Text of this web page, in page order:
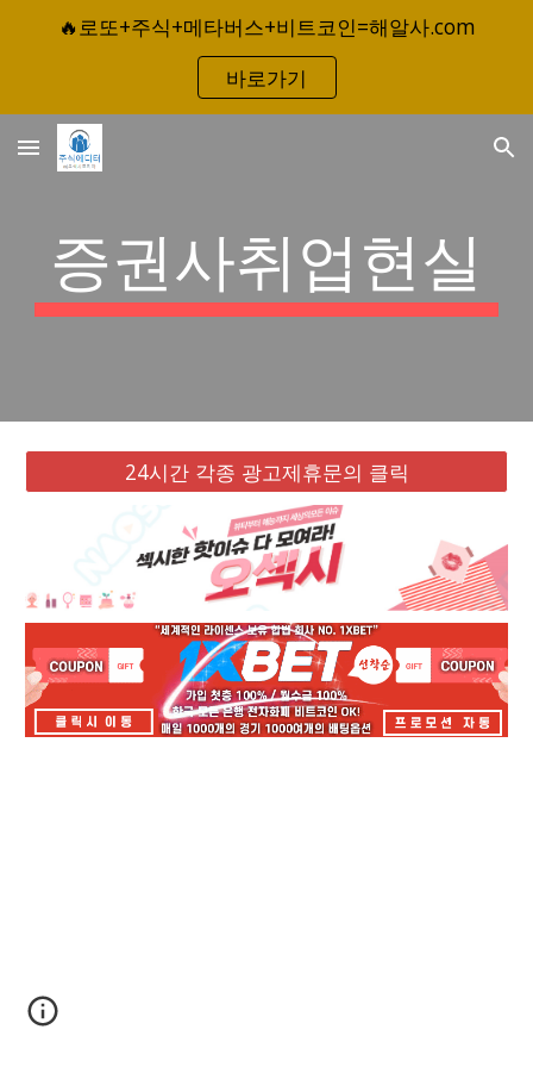
Skip to main content Skip to navigation
🔥로또+주식+메타버스+비트코인=해알사.com
바로가기
증권사취업현실
24시간 각종 광고제휴문의 클릭